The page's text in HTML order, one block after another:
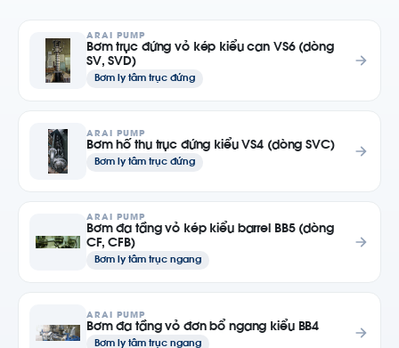
ARAI PUMP
Bơm trục đứng vỏ kép kiểu can VS6 (dòng
SV, SVD)
Bơm ly tâm trục đứng
ARAI PUMP
Bơm hố thu trục đứng kiểu VS4 (dòng SVC)
Bơm ly tâm trục đứng
ARAI PUMP
Bơm đa tầng vỏ kép kiểu barrel BB5 (dòng
CF, CFB)
Bơm ly tâm trục ngang
ARAI PUMP
Bơm đa tầng vỏ đơn bổ ngang kiểu BB4
Bơm ly tâm trục ngang